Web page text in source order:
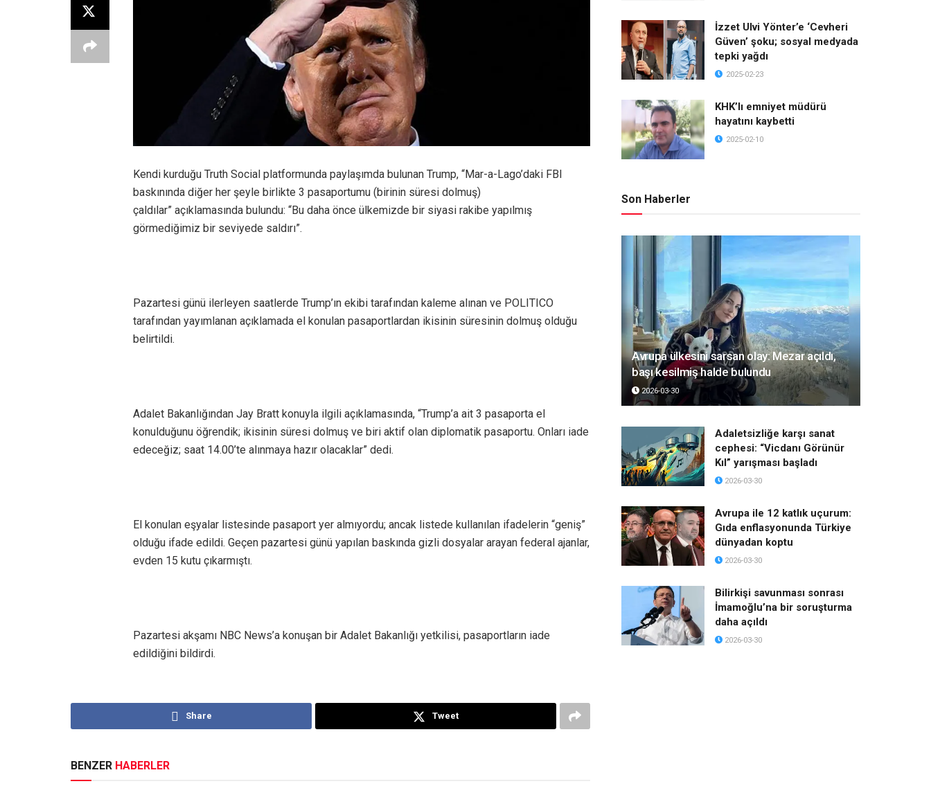
Kendi kurduğu Truth Social platformunda paylaşımda bulunan Trump, “Mar-a-Lago’daki FBI
baskınında diğer her şeyle birlikte 3 pasaportumu (birinin süresi dolmuş)
çaldılar” açıklamasında bulundu: “Bu daha önce ülkemizde bir siyasi rakibe yapılmış
görmediğimiz bir seviyede saldırı”.
Pazartesi günü ilerleyen saatlerde Trump’ın ekibi tarafından kaleme alınan ve POLITICO
tarafından yayımlanan açıklamada el konulan pasaportlardan ikisinin süresinin dolmuş olduğu
belirtildi.
Adalet Bakanlığından Jay Bratt konuyla ilgili açıklamasında, “Trump’a ait 3 pasaporta el
konulduğunu öğrendik; ikisinin süresi dolmuş ve biri aktif olan diplomatik pasaportu. Onları iade
edeceğiz; saat 14.00’te alınmaya hazır olacaklar” dedi.
El konulan eşyalar listesinde pasaport yer almıyordu; ancak listede kullanılan ifadelerin “geniş”
olduğu ifade edildi. Geçen pazartesi günü yapılan baskında gizli dosyalar arayan federal ajanlar,
evden 15 kutu çıkarmıştı.
Pazartesi akşamı NBC News’a konuşan bir Adalet Bakanlığı yetkilisi, pasaportların iade
edildiğini bildirdi.
Share Tweet
BENZER HABERLER
İzzet Ulvi Yönter’e ‘Cevheri
Güven’ şoku; sosyal medyada
tepki yağdı
2025-02-23
KHK’lı emniyet müdürü
hayatını kaybetti
2025-02-10
Son Haberler
Avrupa ülkesini sarsan olay: Mezar açıldı,
başı kesilmiş halde bulundu
2026-03-30
Adaletsizliğe karşı sanat
cephesi: “Vicdanı Görünür
Kıl” yarışması başladı
2026-03-30
Avrupa ile 12 katlık uçurum:
Gıda enflasyonunda Türkiye
dünyadan koptu
2026-03-30
Bilirkişi savunması sonrası
İmamoğlu’na bir soruşturma
daha açıldı
2026-03-30